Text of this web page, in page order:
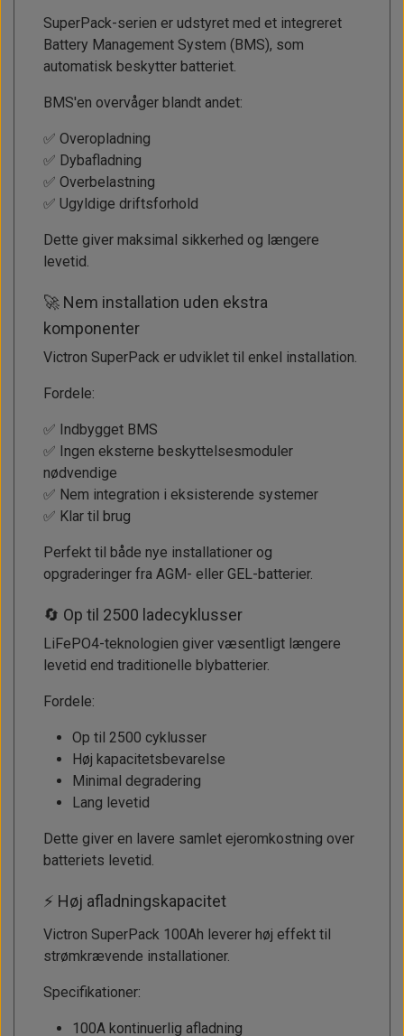
SuperPack-serien er udstyret med et integreret
Battery Management System (BMS), som
automatisk beskytter batteriet.
BMS'en overvåger blandt andet:
✅ Overopladning
✅ Dybafladning
✅ Overbelastning
✅ Ugyldige driftsforhold
Dette giver maksimal sikkerhed og længere
levetid.
🚀 Nem installation uden ekstra
komponenter
Victron SuperPack er udviklet til enkel installation.
Fordele:
✅ Indbygget BMS
✅ Ingen eksterne beskyttelsesmoduler
nødvendige
✅ Nem integration i eksisterende systemer
✅ Klar til brug
Perfekt til både nye installationer og
opgraderinger fra AGM- eller GEL-batterier.
🔄 Op til 2500 ladecyklusser
LiFePO4-teknologien giver væsentligt længere
levetid end traditionelle blybatterier.
Fordele:
Op til 2500 cyklusser
Høj kapacitetsbevarelse
Minimal degradering
Lang levetid
Dette giver en lavere samlet ejeromkostning over
batteriets levetid.
⚡ Høj afladningskapacitet
Victron SuperPack 100Ah leverer høj effekt til
strømkrævende installationer.
Specifikationer:
100A kontinuerlig afladning